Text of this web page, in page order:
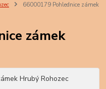
66000179 Pohlednice zámek
zámek